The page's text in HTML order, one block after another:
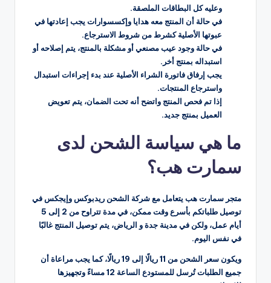
وعليه كل البطاقات الملصقة.
في حالة أن المنتج معه هدايا وإكسسوارات يجب إعادتها في
عبوتها الأصلية كشرط من شروط الاسترجاع.
في حالة وجود عيب مصنعي أو مشكلة بالمنتج، يتم إصلاحه أو
استبداله بمنتج أخر.
يجب إرفاق فاتورة الشراء الأصلية عند بدء إجراءات استبدال
واسترجاع المنتجات.
إذا تم فحص المنتج واتضح أنه تحت الضمان، يتم تعويض
العميل بمنتج جديد.
ما هي سياسة الشحن لدى
سمارت هب؟
متجر سمارت هب يتعامل مع شركة الشحن ريدبوكس وإيجكس في
توصيل طلباتكم بأسرع وقت ممكن، في مدة تتراوح من 2 إلى 5
أيام عمل، ولكن في مدينة جدة و الرياض، يتم توصيل المنتج غالبًا
في نفس اليوم.
ويكون سعر الشحن من 11 ريالًا إلى 19 ريالًا، كما يجب مراعاة أن
جميع الطلبات تُرسل للمستودع الساعة 12 مساءً وتجهيزها